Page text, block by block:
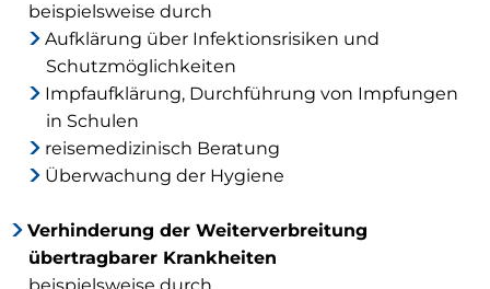
beispielsweise durch
Aufklärung über Infektionsrisiken und
Schutzmöglichkeiten
Impfaufklärung, Durchführung von Impfungen
in Schulen
reisemedizinisch Beratung
Überwachung der Hygiene
Verhinderung der Weiterverbreitung
übertragbarer Krankheiten